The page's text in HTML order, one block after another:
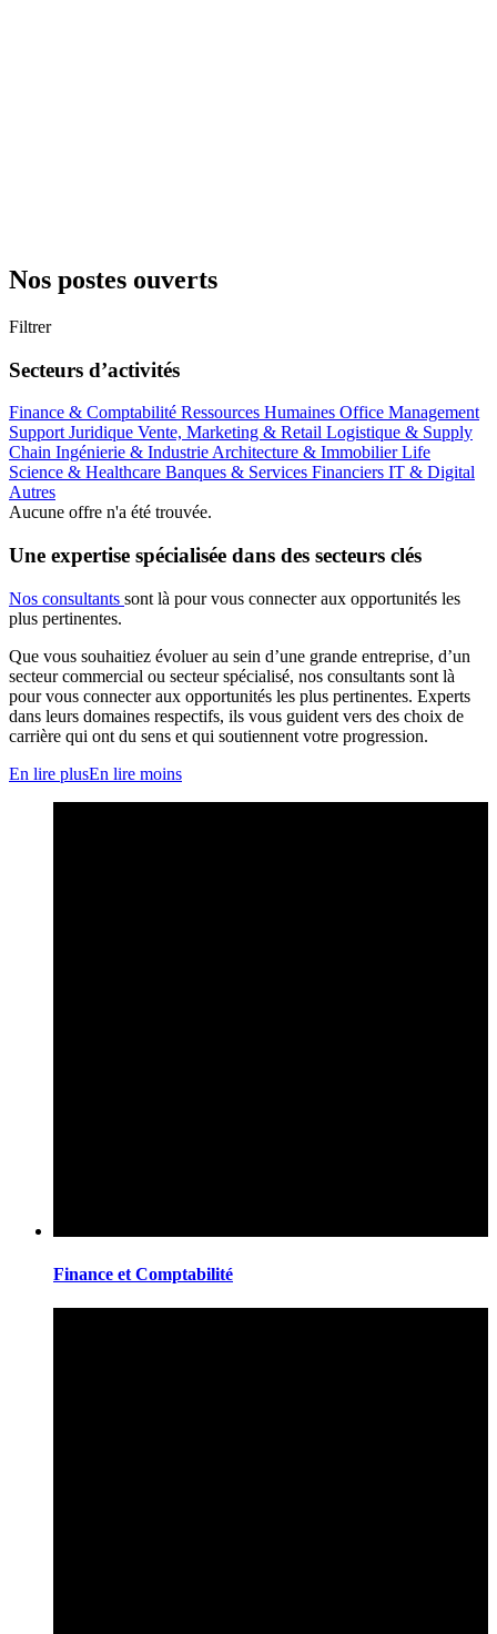
Nos postes ouverts
Filtrer
Secteurs d’activités
Finance & Comptabilité Ressources Humaines Office Management
SupportJuridique Vente, Marketing & Retail Logistique & Supply
Chain Ingénierie & IndustrieArchitecture & ImmobilierLife
Science & Healthcare Banques & Services Financiers IT & Digital
Autres
Aucune offre n'a été trouvée.
Une expertise spécialisée dans des secteurs clés
Nos consultants sont là pour vous connecter aux opportunités les
plus pertinentes.
Que vous souhaitiez évoluer au sein d’une grande entreprise, d’un
secteur commercial ou secteur spécialisé, nos consultants sont là
pour vous connecter aux opportunités les plus pertinentes. Experts
dans leurs domaines respectifs, ils vous guident vers des choix de
carrière qui ont du sens et qui soutiennent votre progression.
En lire plusEn lire moins
Finance et Comptabilité